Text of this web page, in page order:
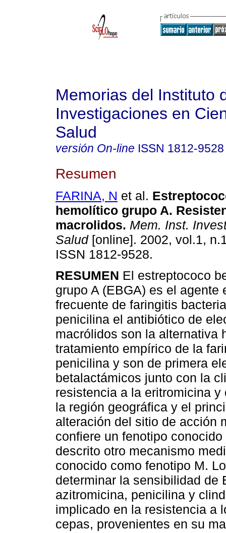
Memorias del Instituto
Investigaciones en
Salud
versión On-line ISSN 1812-9528
Resumen
FARINA, N et al.
hemolítico grupo A.
macrolidos. Mem. Inst.
Salud[online]. 2002, vol.1,
ISSN 1812-9528.
RESUMEN El estreptococo
grupo A (EBGA) es el agente
frecuente de faringitis
penicilina el antibiótico de
macrólidos son la alternativa
tratamiento empírico de la
penicilina y son de primera
betalactámicos junto con la
resistencia a la eritromicina
la región geográfica y el
alteración del sitio de acción
confiere un fenotipo
descrito otro mecanismo
conocido como fenotipo M.
determinar la sensibilidad de
azitromicina, penicilina y
implicado en la resistencia a
cepas, provenientes en su